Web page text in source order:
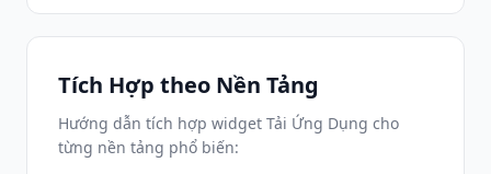
Tích Hợp theo Nền Tảng
Hướng dẫn tích hợp widget Tải Ứng Dụng cho
từng nền tảng phổ biến: